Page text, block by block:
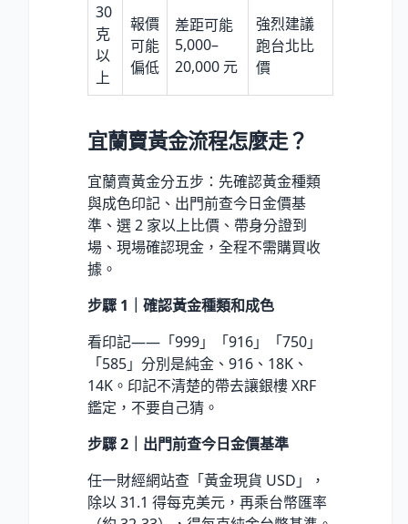
30
克
以
上
報價
可能
偏低
差距可能
5,000–
20,000 元
強烈建議
跑台北比
價
宜蘭賣黃金流程怎麼走？
宜蘭賣黃金分五步：先確認黃金種類
與成色印記、出門前查今日金價基
準、選 2 家以上比價、帶身分證到
場、現場確認現金，全程不需購買收
據。
步驟 1｜確認黃金種類和成色
看印記——「999」「916」「750」
「585」分別是純金、916、18K、
14K。印記不清楚的帶去讓銀樓 XRF
鑑定，不要自己猜。
步驟 2｜出門前查今日金價基準
任一財經網站查「黃金現貨 USD」，
除以 31.1 得每克美元，再乘台幣匯率